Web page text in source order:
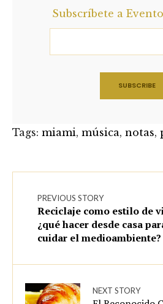
Subscríbete a
Tags: miami, música, notas,
PREVIOUS STORY
Reciclaje como estilo de
¿qué hacer desde casa
cuidar el medioambiente?
NEXT STORY